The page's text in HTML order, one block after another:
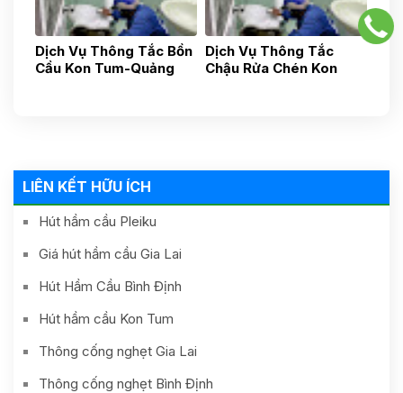
LIÊN KẾT HỮU ÍCH
Hút hầm cầu Pleiku
Giá hút hầm cầu Gia Lai
Hút Hầm Cầu Bình Định
Hút hầm cầu Kon Tum
Thông cống nghẹt Gia Lai
Thông cống nghẹt Bình Định
Dịch Vụ Thông Tắc Bồn
Cầu Kon Tum-Quảng
Dịch Vụ Thông Tắc
Chậu Rửa Chén Kon